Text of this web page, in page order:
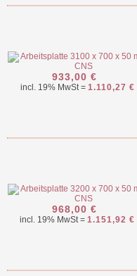
933,00 €
incl. 19% MwSt = 1.110,27 €
968,00 €
incl. 19% MwSt = 1.151,92 €